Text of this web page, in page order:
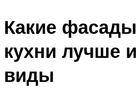
Какие
кухни лучше
виды